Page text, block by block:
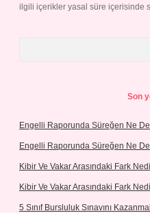
ilgili içerikler yasal süre içerisinde
Son
Engelli Raporunda Süreğen Ne
Engelli Raporunda Süreğen Ne
Kibir Ve Vakar Arasındaki Fark
Kibir Ve Vakar Arasındaki Fark
5 Sınıf Bursluluk Sınavını